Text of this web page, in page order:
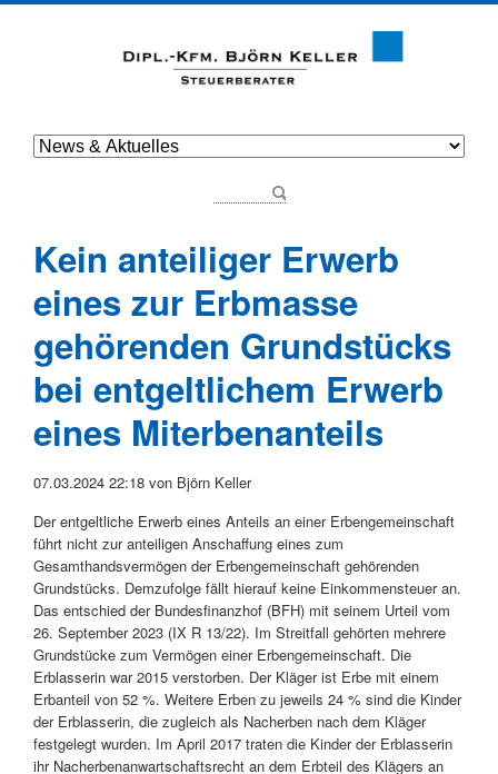
Kein anteiliger Erwerb
eines zur Erbmasse
gehörenden Grundstücks
bei entgeltlichem Erwerb
eines Miterbenanteils
07.03.2024 22:18von Björn Keller
Der entgeltliche Erwerb eines Anteils an einer Erbengemeinschaft
führt nicht zur anteiligen Anschaffung eines zum
Gesamthandsvermögen der Erbengemeinschaft gehörenden
Grundstücks. Demzufolge fällt hierauf keine Einkommensteuer an.
Das entschied der Bundesfinanzhof (BFH) mit seinem Urteil vom
26. September 2023 (IX R 13/22). Im Streitfall gehörten mehrere
Grundstücke zum Vermögen einer Erbengemeinschaft. Die
Erblasserin war 2015 verstorben. Der Kläger ist Erbe mit einem
Erbanteil von 52 %. Weitere Erben zu jeweils 24 % sind die Kinder
der Erblasserin, die zugleich als Nacherben nach dem Kläger
festgelegt wurden. Im April 2017 traten die Kinder der Erblasserin
ihr Nacherbenanwartschaftsrecht an dem Erbteil des Klägers an